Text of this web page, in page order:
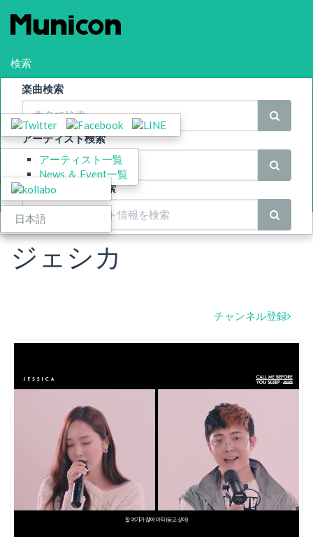
検索
楽曲検索
アーティスト検索
News ＆ Event 検索
シェア
Menu
アーティスト一覧
News ＆ Event一覧
スポンサー
Language
日本語
ジェシカ
チャンネル登録